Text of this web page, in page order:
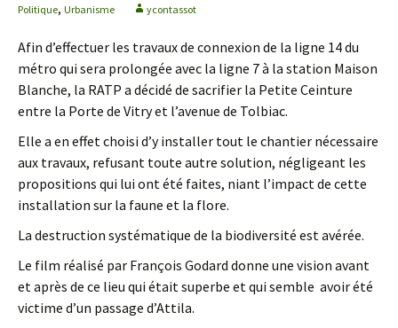
Politique, Urbanisme ycontassot
Afin d’effectuer les travaux de connexion de la ligne 14 du
métro qui sera prolongée avec la ligne 7 à la station Maison
Blanche, la RATP a décidé de sacrifier la Petite Ceinture
entre la Porte de Vitry et l’avenue de Tolbiac.
Elle a en effet choisi d’y installer tout le chantier nécessaire
aux travaux, refusant toute autre solution, négligeant les
propositions qui lui ont été faites, niant l’impact de cette
installation sur la faune et la flore.
La destruction systématique de la biodiversité est avérée.
Le film réalisé par François Godard donne une vision avant
et après de ce lieu qui était superbe et qui semble avoir été
victime d’un passage d’Attila.